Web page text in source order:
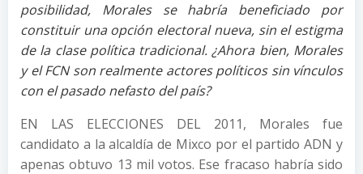
posibilidad, Morales se habría beneficiado por
constituir una opción electoral nueva, sin el estigma
de la clase política tradicional. ¿Ahora bien, Morales
y el FCN son realmente actores políticos sin vínculos
con el pasado nefasto del país?
EN LAS ELECCIONES DEL 2011, Morales fue
candidato a la alcaldía de Mixco por el partido ADN y
apenas obtuvo 13 mil votos. Ese fracaso habría sido